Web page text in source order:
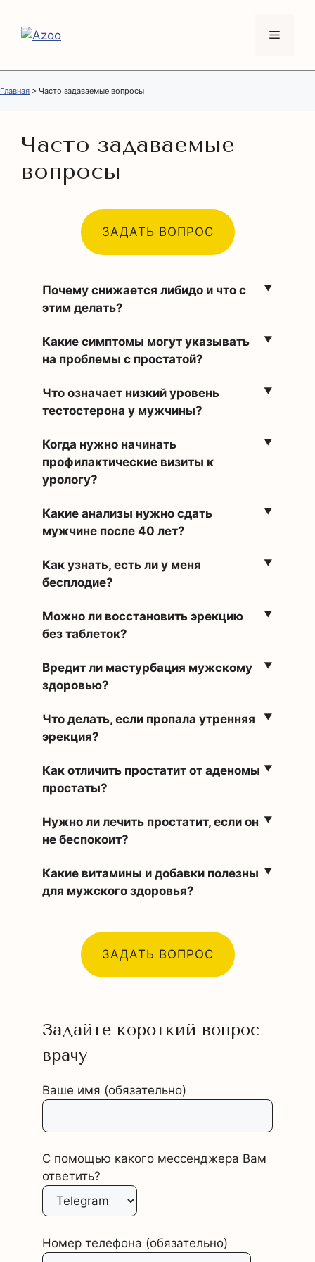
содержимому
Меню
Главная > Часто задаваемые вопросы
Часто задаваемые
вопросы
ЗАДАТЬ ВОПРОС
Почему снижается либидо и что с
этим делать?
Какие симптомы могут указывать
на проблемы с простатой?
Что означает низкий уровень
тестостерона у мужчины?
Когда нужно начинать
профилактические визиты к
урологу?
Какие анализы нужно сдать
мужчине после 40 лет?
Как узнать, есть ли у меня
бесплодие?
Можно ли восстановить эрекцию
без таблеток?
Вредит ли мастурбация мужскому
здоровью?
Что делать, если пропала утренняя
эрекция?
Как отличить простатит от аденомы
простаты?
Нужно ли лечить простатит, если он
не беспокоит?
Какие витамины и добавки полезны
для мужского здоровья?
ЗАДАТЬ ВОПРОС
Задайте короткий вопрос
врачу
Ваше имя (обязательно)
С помощью какого мессенджера Вам
ответить?
Номер телефона (обязательно)